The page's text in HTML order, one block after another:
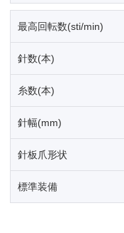
最高回転数(sti/min)
針数(本)
糸数(本)
針幅(mm)
針板爪形状
標準装備